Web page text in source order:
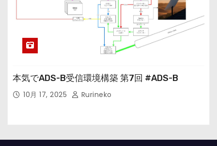
本気でADS-B受信環境構築 第7回 #ADS-B
10月 17, 2025 Rurineko